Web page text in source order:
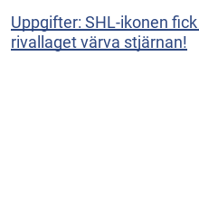
Uppgifter: SHL-ikonen
rivallaget värva stjärnan!